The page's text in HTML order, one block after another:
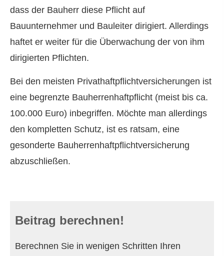
dass der Bauherr diese Pflicht auf
Bauunternehmer und Bauleiter dirigiert. Allerdings
haftet er weiter für die Überwachung der von ihm
dirigierten Pflichten.
Bei den meisten Privathaftpflichtversicherungen ist
eine begrenzte Bau­herren­haft­pflicht (meist bis ca.
100.000 Euro) inbegriffen. Möchte man allerdings
den kompletten Schutz, ist es ratsam, eine
gesonderte Bau­herren­haft­pflichtversicherung
abzuschließen.
Beitrag berechnen!
Berechnen Sie in wenigen Schritten Ihren